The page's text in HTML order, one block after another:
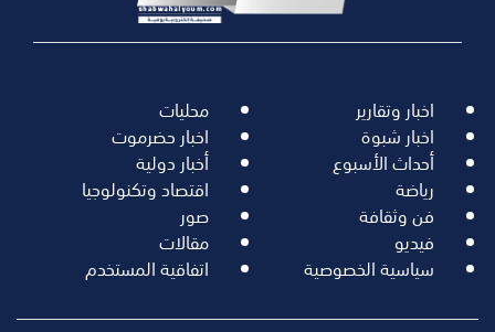
اخبار وتقارير محليات
اخبار شبوة اخبار حضرموت
أحداث الأسبوع أخبار دولية
رياضة اقتصاد وتكنولوجيا
فن وثقافة صور
فيديو مقالات
سياسية الخصوصية اتفاقية المستخدم